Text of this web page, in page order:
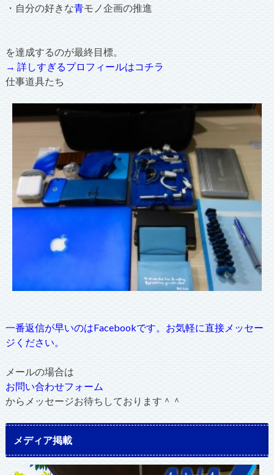
・自分の好きな青モノ企画の推進
を達成するのが最終目標。
→ 詳しすぎるプロフィールはコチラ
仕事道具たち
一番返信が早いのはFacebookです。お気軽に直接メッセー
ジください。
メールの場合は
お問い合わせフォーム
からメッセージお待ちしております＾＾
メディア掲載